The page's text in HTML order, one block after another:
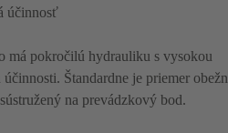
účinnosť
má pokročilú hydrauliku s vysokou
účinnosti. Štandardne je priemer
na prevádzkový bod.